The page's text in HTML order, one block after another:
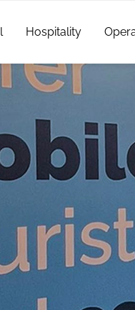
Hospitality